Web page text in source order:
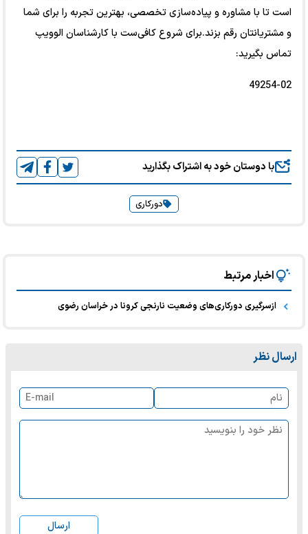
است تا با مشاوره و پیاده‌سازی تخصصی، بهترین تجربه را برای شما
و مشتریانتان رقم بزند.برای شروع کافی‌ست با کارشناسان الوویپ
تماس بگیرید:
49254-02
با دوستان خود به اشتراک بگذارید
دورکاری
اخبار مرتبط
ازسرگیری دورکاری‌های وضعیت نارنجی کرونا در خراسان رضوی
ارسال نظر
ارسال